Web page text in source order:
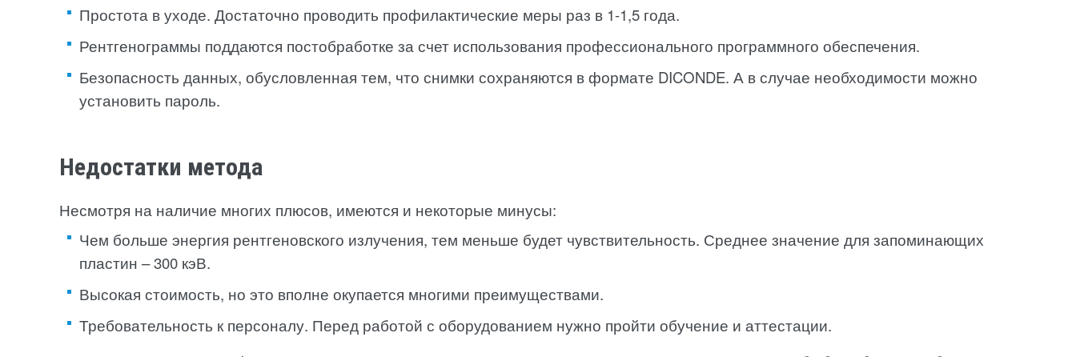
Простота в уходе. Достаточно проводить профилактические меры раз в 1-1,5 года.
Рентгенограммы поддаются постобработке за счет использования профессионального программного обеспечения.
Безопасность данных, обусловленная тем, что снимки сохраняются в формате DICONDE. А в случае необходимости можно
установить пароль.
Недостатки метода
Несмотря на наличие многих плюсов, имеются и некоторые минусы:
Чем больше энергия рентгеновского излучения, тем меньше будет чувствительность. Среднее значение для запоминающих
пластин – 300 кэВ.
Высокая стоимость, но это вполне окупается многими преимуществами.
Требовательность к персоналу. Перед работой с оборудованием нужно пройти обучение и аттестации.